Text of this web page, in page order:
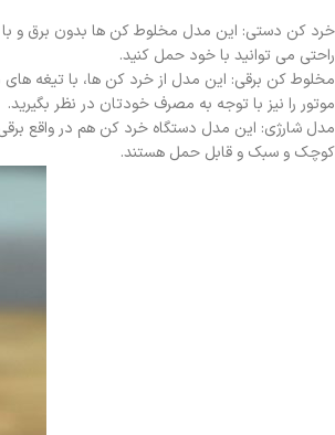
خرد کن دستی: این مدل مخلوط کن ها بدون برق و با
راحتی می توانید با خود حمل کنید.
مخلوط کن برقی: این مدل از خرد کن ها، با تیغه های
موتور را نیز با توجه به مصرف خودتان در نظر بگیرید.
مدل شارژی: این مدل دستگاه خرد کن هم در واقع برقی
کوچک و سبک و قابل حمل هستند.